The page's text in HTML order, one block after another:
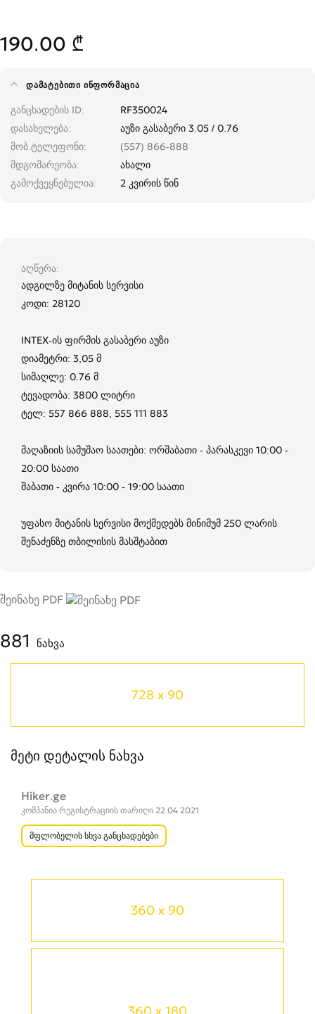
360 x 90
190.00 ₾
ᲓᲐᲛᲐᲢᲔᲑᲘᲗᲘ ᲘᲜᲤᲝᲠᲛᲐᲪᲘᲐ
განცხადების ID
RF350024
დასახელება
აუზი გასაბერი 3.05 / 0.76
მობ.ტელეფონი
(557) 866-888
მდგომარეობა
ახალი
გამოქვეყნებულია
2 კვირის წინ
აღწერა
ადგილზე მიტანის სერვისი
კოდი: 28120
INTEX-ის ფირმის გასაბერი აუზი
დიამეტრი: 3,05 მ
სიმაღლე: 0.76 მ
ტევადობა: 3800 ლიტრი
ტელ: 557 866 888, 555 111 883
მაღაზიის სამუშაო საათები: ორშაბათი - პარასკევი 10:00 -
20:00 საათი
შაბათი - კვირა 10:00 - 19:00 საათი
უფასო მიტანის სერვისი მოქმედებს მინიმუმ 250 ლარის
შენაძენზე თბილისის მასშტაბით
შეინახე PDF
881 ნახვა
728 x 90
მეტი დეტალის ნახვა
Hiker.ge
კომპანია რეგისტრაციის თარიღი 22.04.2021
მფლობელის სხვა განცხადებები